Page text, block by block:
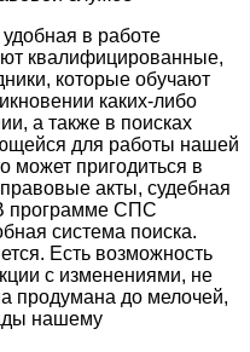
в работе
квалифицированные,
которые обучают
каких-либо
а также в поисках
для работы нашей
может пригодиться в
акты, судебная
В программе СПС
система поиска.
Есть возможность
с изменениями, не
продумана до мелочей,
нашему